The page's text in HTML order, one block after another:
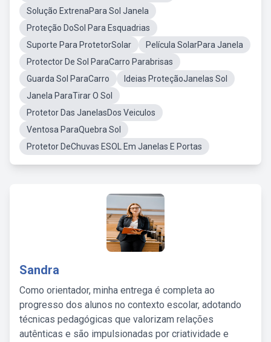
Solução ExtrenaPara Sol Janela
Proteção DoSol Para Esquadrias
Suporte Para ProtetorSolar
Película SolarPara Janela
Protector De Sol ParaCarro Parabrisas
Guarda Sol ParaCarro
Ideias ProteçãoJanelas Sol
Janela ParaTirar O Sol
Protetor Das JanelasDos Veiculos
Ventosa ParaQuebra Sol
Protetor DeChuvas ESOL Em Janelas E Portas
Sandra
Como orientador, minha entrega é completa ao
progresso dos alunos no contexto escolar, adotando
técnicas pedagógicas que valorizam relações
autênticas e são impulsionadas por criatividade e